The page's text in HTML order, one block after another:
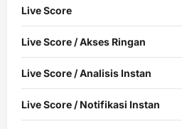
Live Score
Live Score / Akses Ringan
Live Score / Analisis Instan
Live Score / Notifikasi Instan